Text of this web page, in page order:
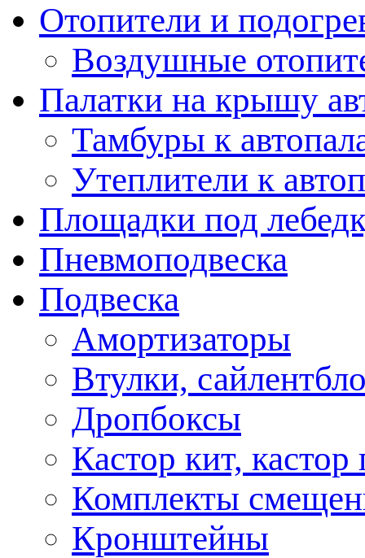
Отопители и
Воздушные
Палатки на крышу
Тамбуры к
Утеплители к
Площадки под
Пневмоподвеска
Подвеска
Амортизаторы
Втулки,
Дропбоксы
Кастор кит, кастор
Комплекты
Кронштейны